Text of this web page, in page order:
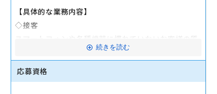
【具体的な業務内容】
◇接客
スマートフォンや各種機器に慣れていないお客様の質
◇スマホ教室の開催/運営
続きを読む
応募資格